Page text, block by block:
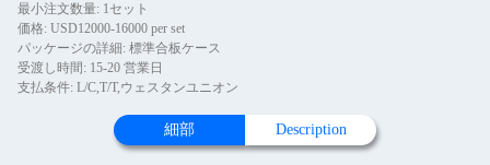
最小注文数量: 1セット
価格: USD12000-16000 per set
パッケージの詳細: 標準合板ケース
受渡し時間: 15-20 営業日
支払条件: L/C,T/T,ウェスタンユニオン
細部 Description